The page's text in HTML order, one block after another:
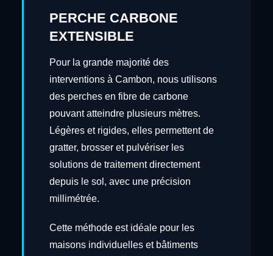
PERCHE CARBONE
EXTENSIBLE
Pour la grande majorité des
interventions à Cambon, nous utilisons
des perches en fibre de carbone
pouvant atteindre plusieurs mètres.
Légères et rigides, elles permettent de
gratter, brosser et pulvériser les
solutions de traitement directement
depuis le sol, avec une précision
millimétrée.
Cette méthode est idéale pour les
maisons individuelles et bâtiments